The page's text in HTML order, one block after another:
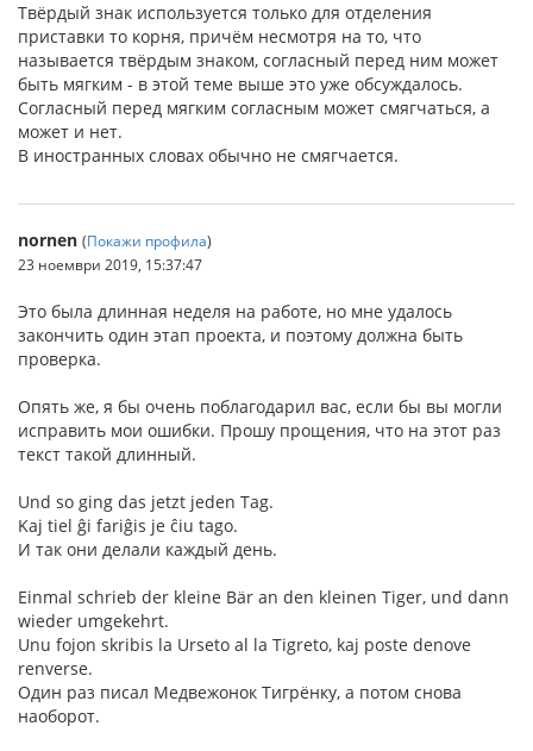
Твёрдый знак используется только для отделения
приставки то корня, причём несмотря на то, что
называется твёрдым знаком, согласный перед ним может
быть мягким - в этой теме выше это уже обсуждалось.
Согласный перед мягким согласным может смягчаться, а
может и нет.
В иностранных словах обычно не смягчается.
nornen (Покажи профила)
23 ноември 2019, 15:37:47
Это была длинная неделя на работе, но мне удалось
закончить один этап проекта, и поэтому должна быть
проверка.
Опять же, я бы очень поблагодарил вас, если бы вы могли
исправить мои ошибки. Прошу прощения, что на этот раз
текст такой длинный.
Und so ging das jetzt jeden Tag.
Kaj tiel ĝi fariĝis je ĉiu tago.
И так они делали каждый день.
Einmal schrieb der kleine Bär an den kleinen Tiger, und dann
wieder umgekehrt.
Unu fojon skribis la Urseto al la Tigreto, kaj poste denove
renverse.
Один раз писал Медвежонок Тигрёнку, а потом снова
наоборот.